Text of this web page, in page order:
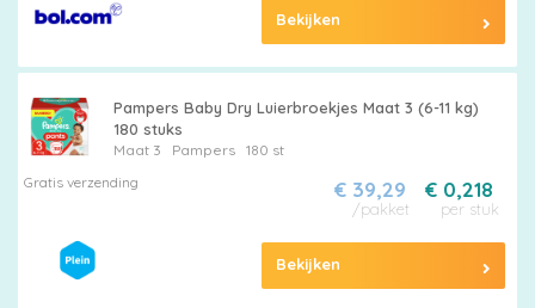
Bekijken
Pampers Baby Dry Luierbroekjes Maat 3 (6-11 kg)
180 stuks
Maat 3 Pampers
180 st
Gratis verzending
€ 0,218
per stuk
€ 39,29
/pakket
Bekijken